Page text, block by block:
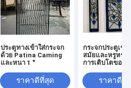
ประตูทางเข้าใส่กระจก
ด้วย Patina Caming
และหนา 1 "
ราคาดีที่สุด
กระจกประตูเข้
สมัยและหรูหรา
การเติบโตของธุ
ราคาดีที่